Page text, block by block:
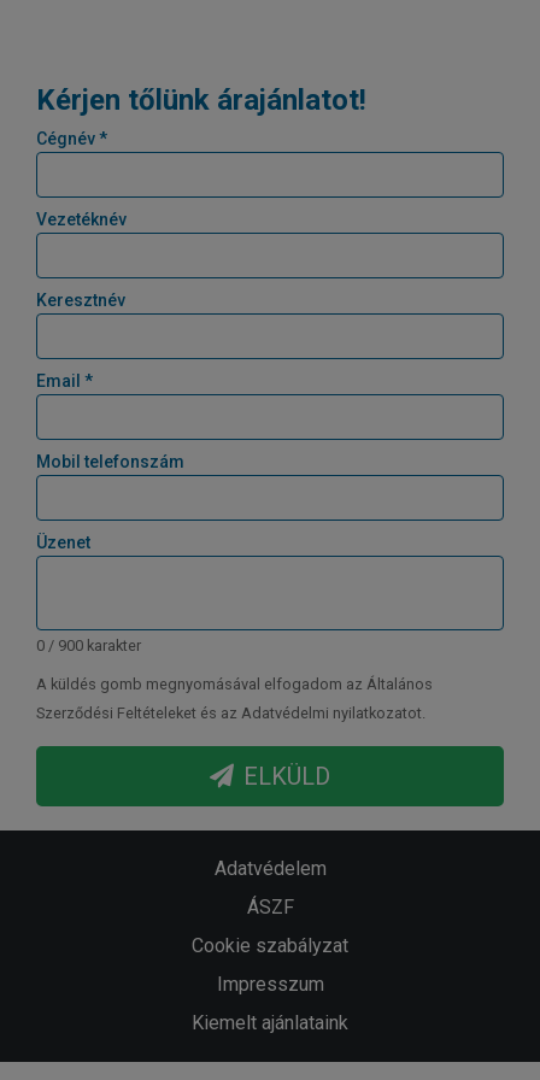
Kérjen tőlünk árajánlatot!
Cégnév *
Vezetéknév
Keresztnév
Email *
Mobil telefonszám
Üzenet
0 / 900 karakter
A küldés gomb megnyomásával elfogadom az Általános
Szerződési Feltételeket és az Adatvédelmi nyilatkozatot.
ELKÜLD
Adatvédelem
ÁSZF
Cookie szabályzat
Impresszum
Kiemelt ajánlataink